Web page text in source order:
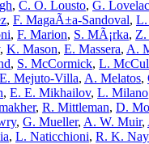
, C. O. Lousto, G.
, F. MagaÃ±a-Sandoval, L.
, F. Marion, S. MÃ¡rka, Z.
, K. Mason, E. Massera, A.
, S. McCormick, L.
E. Mejuto-Villa, A. Melatos,
, E. E. Mikhailov, L. Milano
, R. Mittleman, D.
, G. Mueller, A. W. Muir,
, L. Naticchioni, R. K.